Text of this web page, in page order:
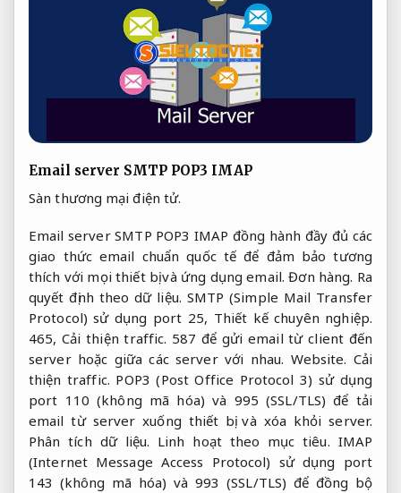
Email server SMTP POP3 IMAP
Sàn thương mại điện tử.
Email server SMTP POP3 IMAP đồng hành đầy đủ các
giao thức email chuẩn quốc tế để đảm bảo tương
thích với mọi thiết bị và ứng dụng email.Đơn hàng. Ra
quyết định theo dữ liệu. SMTP (Simple Mail Transfer
Protocol) sử dụng port 25, Thiết kế chuyên nghiệp.
465,Cải thiện traffic. 587 để gửi email từ client đến
server hoặc giữa các server với nhau. Website. Cải
thiện traffic. POP3 (Post Office Protocol 3) sử dụng
port 110 (không mã hóa) và 995 (SSL/TLS) để tải
email từ server xuống thiết bị và xóa khỏi server.
Phân tích dữ liệu. Linh hoạt theo mục tiêu. IMAP
(Internet Message Access Protocol) sử dụng port
143 (không mã hóa) và 993 (SSL/TLS) để đồng bộ